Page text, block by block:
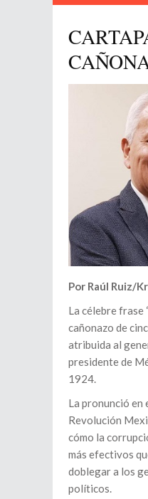
Por Raúl Ruiz/
La célebre frase
cañonazo de
atribuida al
presidente de
1924.
La pronunció en
Revolución
cómo la
más efectivos
doblegar a los
políticos.